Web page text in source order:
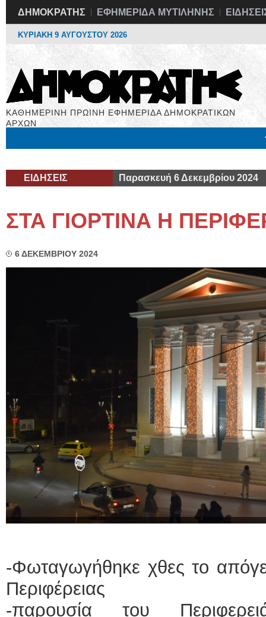
ΔΗΜΟΚΡΑΤΗΣ ΕΦΗΜΕΡΙΔΑ ΜΥΤΙΛΗΝΗΣ
ΚΥΡΙΑΚΗ 9 ΑΥΓΟΥΣΤΟΥ 2026
ΚΑΘΗΜΕΡΙΝΗ ΠΡΩΙΝΗ ΕΦΗΜΕΡΙΔΑ ΔΗΜΟΚΡΑΤΙΚΩΝ
ΑΡΧΩΝ
ΕΙΔΗΣΕΙΣ Παρασκευή 6 Δεκεμβρίου 2024
ΣΤΑ ΓΙΟΡΤΙΝΑ Η
6 ΔΕΚΕΜΒΡΙΟΥ 2024
-Φωταγωγήθηκε χθες το
Περιφέρειας
-παρουσία του